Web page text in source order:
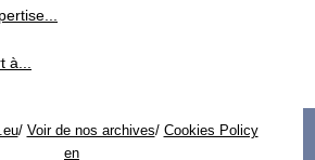
à...
/ Voir de nos archives/ Cookies Policy
en